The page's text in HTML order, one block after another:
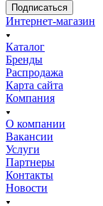
Подписаться
Интернет-магазин
Каталог
Бренды
Распродажа
Карта сайта
Компания
О компании
Вакансии
Услуги
Партнеры
Контакты
Новости